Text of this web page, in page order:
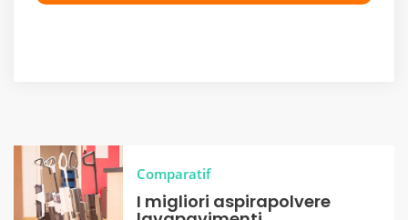
Comparatif
I migliori aspirapolvere